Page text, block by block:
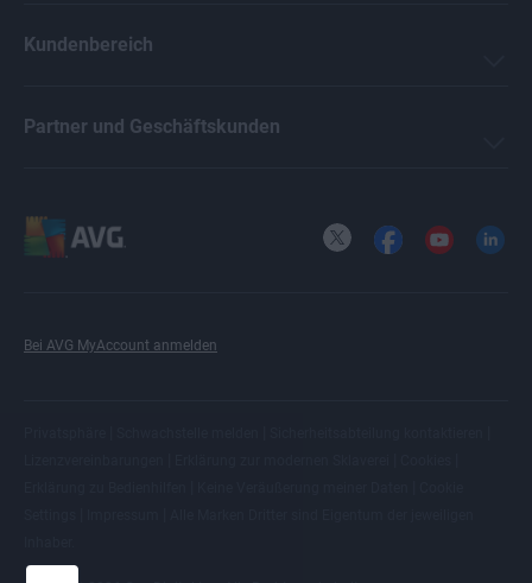
Kundenbereich
Partner und Geschäftskunden
Bei AVG MyAccount anmelden